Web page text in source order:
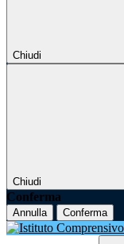
Chiudi
Chiudi
Conferma
Annulla Conferma